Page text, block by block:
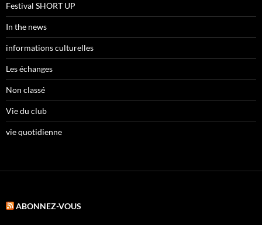
Festival SHORT UP
In the news
informations culturelles
Les échanges
Non classé
Vie du club
vie quotidienne
ABONNEZ-VOUS